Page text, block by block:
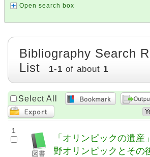
Open search box
Bibliography Search
List
1-1 of about 1
Select All
1
「オリンピックの遺
野オリンピックとその